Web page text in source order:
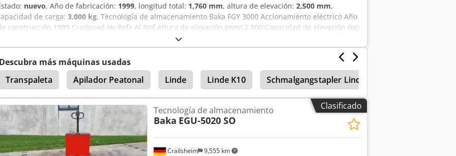
nuevo, Año de fabricación: 1999, longitud total: 1,760 mm, altura de elevación: 2,500 mm,
de carga: 3,000 kg, Tecnología de almacenamiento Baka FGY 3000 Accionamiento eléctrico Año
construcción 1999 Crodpoxd Hv Refx Al Nof Altura de elevación (mm) 2.500 Capacidad de elevación (kg)
Descubra más máquinas usadas
Transpaleta
Apilador Peatonal Linde Linde K10 Schmalgangstapler Linde
Clasificado
Crailsheim 9,555 km
Tecnología de almacenamiento
Baka EGU-5020 SO